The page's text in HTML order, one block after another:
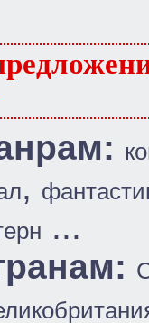
,
...